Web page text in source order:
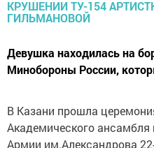
Девушка находилась на
Минобороны России,
В Казани прошла
Академического ансамбля
Армии им.Александрова